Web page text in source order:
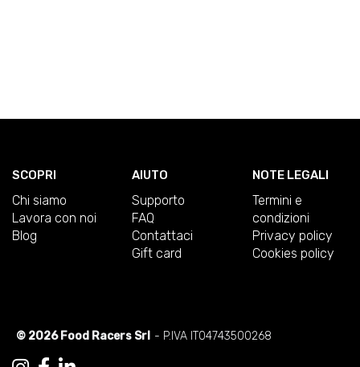
SCOPRI
Chi siamo
Lavora con noi
Blog
AIUTO
Supporto
FAQ
Contattaci
Gift card
NOTE LEGALI
Termini e
condizioni
Privacy policy
Cookies policy
© 2026 Food Racers Srl - P.IVA IT04743500268